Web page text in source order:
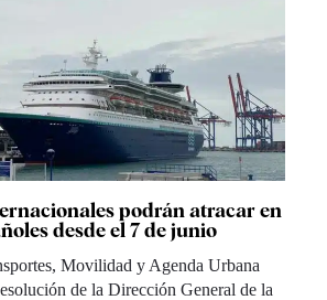
podrán atracar en
desde el 7 de junio
Movilidad y Agenda Urbana
de la Dirección General de la